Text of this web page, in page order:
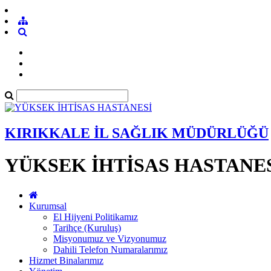
KIRIKKALE İL SAĞLIK MÜDÜRLÜĞÜ
YÜKSEK İHTİSAS
Kurumsal
El Hijyeni Politikamız
Tarihçe (Kuruluş)
Misyonumuz ve Vizyonumuz
Dahili Telefon Numaralarımız
Hizmet Binalarımız